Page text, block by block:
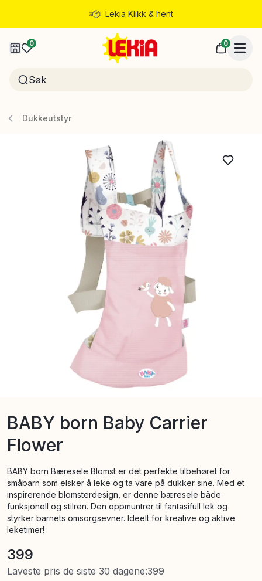
Lekia Klikk & hent
Rask levering
0 0
Dukkeutstyr
BABY born Baby Carrier
Flower
BABY born Bæresele Blomst er det perfekte tilbehøret for
småbarn som elsker å leke og ta vare på dukker sine. Med et
inspirerende blomsterdesign, er denne bæresele både
funksjonell og stilren. Den oppmuntrer til fantasifull lek og
styrker barnets omsorgsevner. Ideelt for kreative og aktive
leketimer!
399
Laveste pris de siste 30 dagene:399